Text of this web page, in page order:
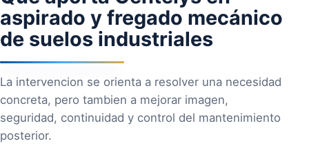
aspirado y fregado mecánico
de suelos industriales
La intervencion se orienta a resolver una necesidad
concreta, pero tambien a mejorar imagen,
seguridad, continuidad y control del mantenimiento
posterior.